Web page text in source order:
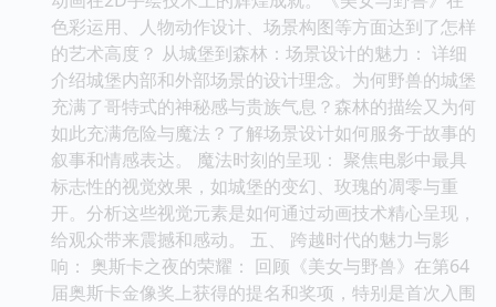
色彩运用、人物动作设计、场景构图等方面达到了怎样
的艺术高度？ 从城堡到森林：场景设计的魅力： 详细
介绍城堡内部和外部场景的设计理念。为何野兽的城堡
充满了哥特式的神秘感与贵族气息？森林的描绘又为何
如此充满危险与魔法？了解场景设计如何服务于故事的
叙事和情感表达。 魔法时刻的呈现： 聚焦电影中最具
标志性的视觉效果，如城堡的变幻、玫瑰的凋零与重
开。分析这些视觉元素是如何通过动画技术精心呈现，
给观众带来震撼和感动。 五、 跨越时代的魅力与影
响： 奥斯卡之夜的荣耀： 回顾《美女与野兽》在第64
届奥斯卡金像奖上获得的提名和奖项，特别是首次入围